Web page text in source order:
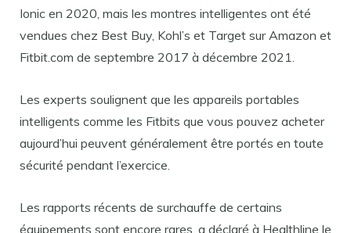
Ionic en 2020, mais les montres intelligentes ont été
vendues chez Best Buy, Kohl’s et Target sur Amazon et
Fitbit.com de septembre 2017 à décembre 2021.
Les experts soulignent que les appareils portables
intelligents comme les Fitbits que vous pouvez acheter
aujourd’hui peuvent généralement être portés en toute
sécurité pendant l’exercice.
Les rapports récents de surchauffe de certains
équipements sont encore rares, a déclaré à Healthline le